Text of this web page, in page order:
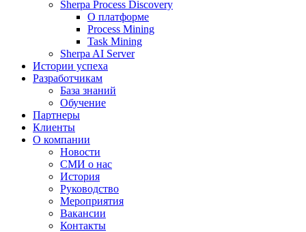
Sherpa Process Discovery
О платформе
Process Mining
Task Mining
Sherpa AI Server
Истории успеха
Разработчикам
База знаний
Обучение
Партнеры
Клиенты
О компании
Новости
СМИ о нас
История
Руководство
Мероприятия
Вакансии
Контакты